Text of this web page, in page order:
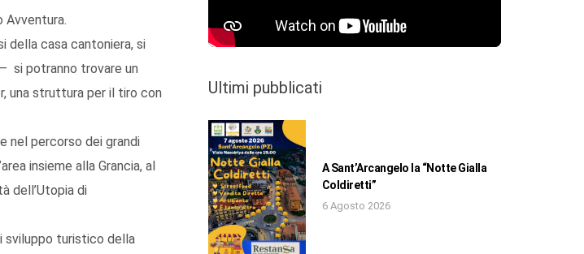
Avventura.
della casa cantoniera, si
si potranno trovare un
una struttura per il tiro con
nel percorso dei grandi
insieme alla Grancia, al
dell’Utopia di
sviluppo turistico della
Ultimi pubblicati
A Sant’Arcangelo la “Notte Gialla
Coldiretti”
6 Agosto 2026